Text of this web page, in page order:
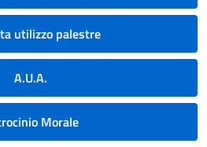
utilizzo palestre
A.U.A.
Morale